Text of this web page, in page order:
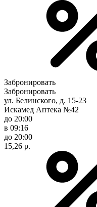
Забронировать
Забронировать
ул. Белинского, д. 15-23
Искамед Аптека №42
до 20:00
в 09:16
до 20:00
15,26 р.